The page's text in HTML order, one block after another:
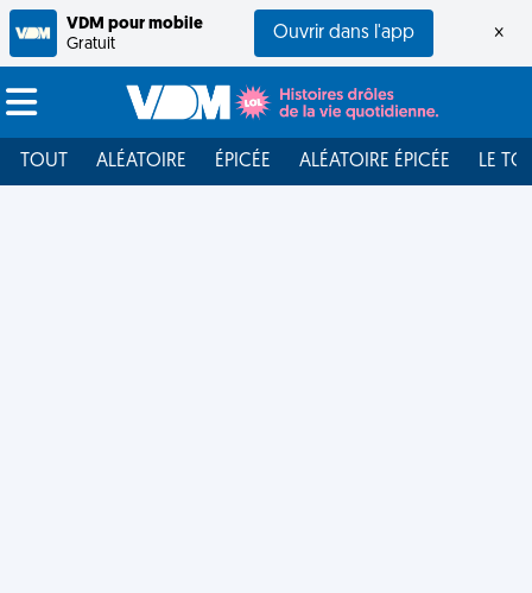
VDM pour mobile
Gratuit
Ouvrir dans l'app ×
TOUT ALÉATOIRE ÉPICÉE ALÉATOIRE ÉPICÉE LE